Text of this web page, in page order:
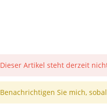
Dieser Artikel steht derzeit
Benachrichtigen Sie mich,